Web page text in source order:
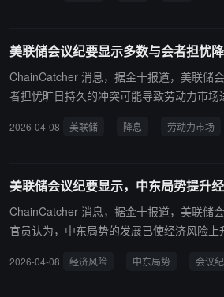
美联储会议纪要显示多数与会者担忧
ChainCatcher 消息，据金十报道，美联储
者担忧旷日持久的冲突可能导致劳动力市
2026-04-08 美联储 降息 劳动力市场
美联储会议纪要显示，中东局势提升
ChainCatcher 消息，据金十报道，美联储
官员认为，中东局势的发展已使经济风险上
2026-04-08 经济风险 中东局势 会议